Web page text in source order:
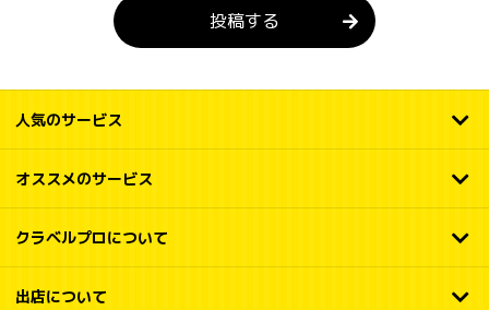
投稿する
人気のサービス
オススメのサービス
クラベルプロについて
出店について